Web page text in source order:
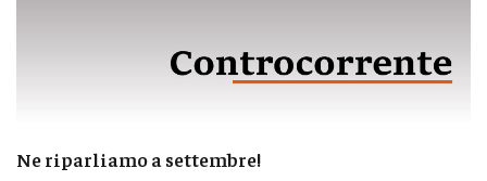
Ne riparliamo a settembre!